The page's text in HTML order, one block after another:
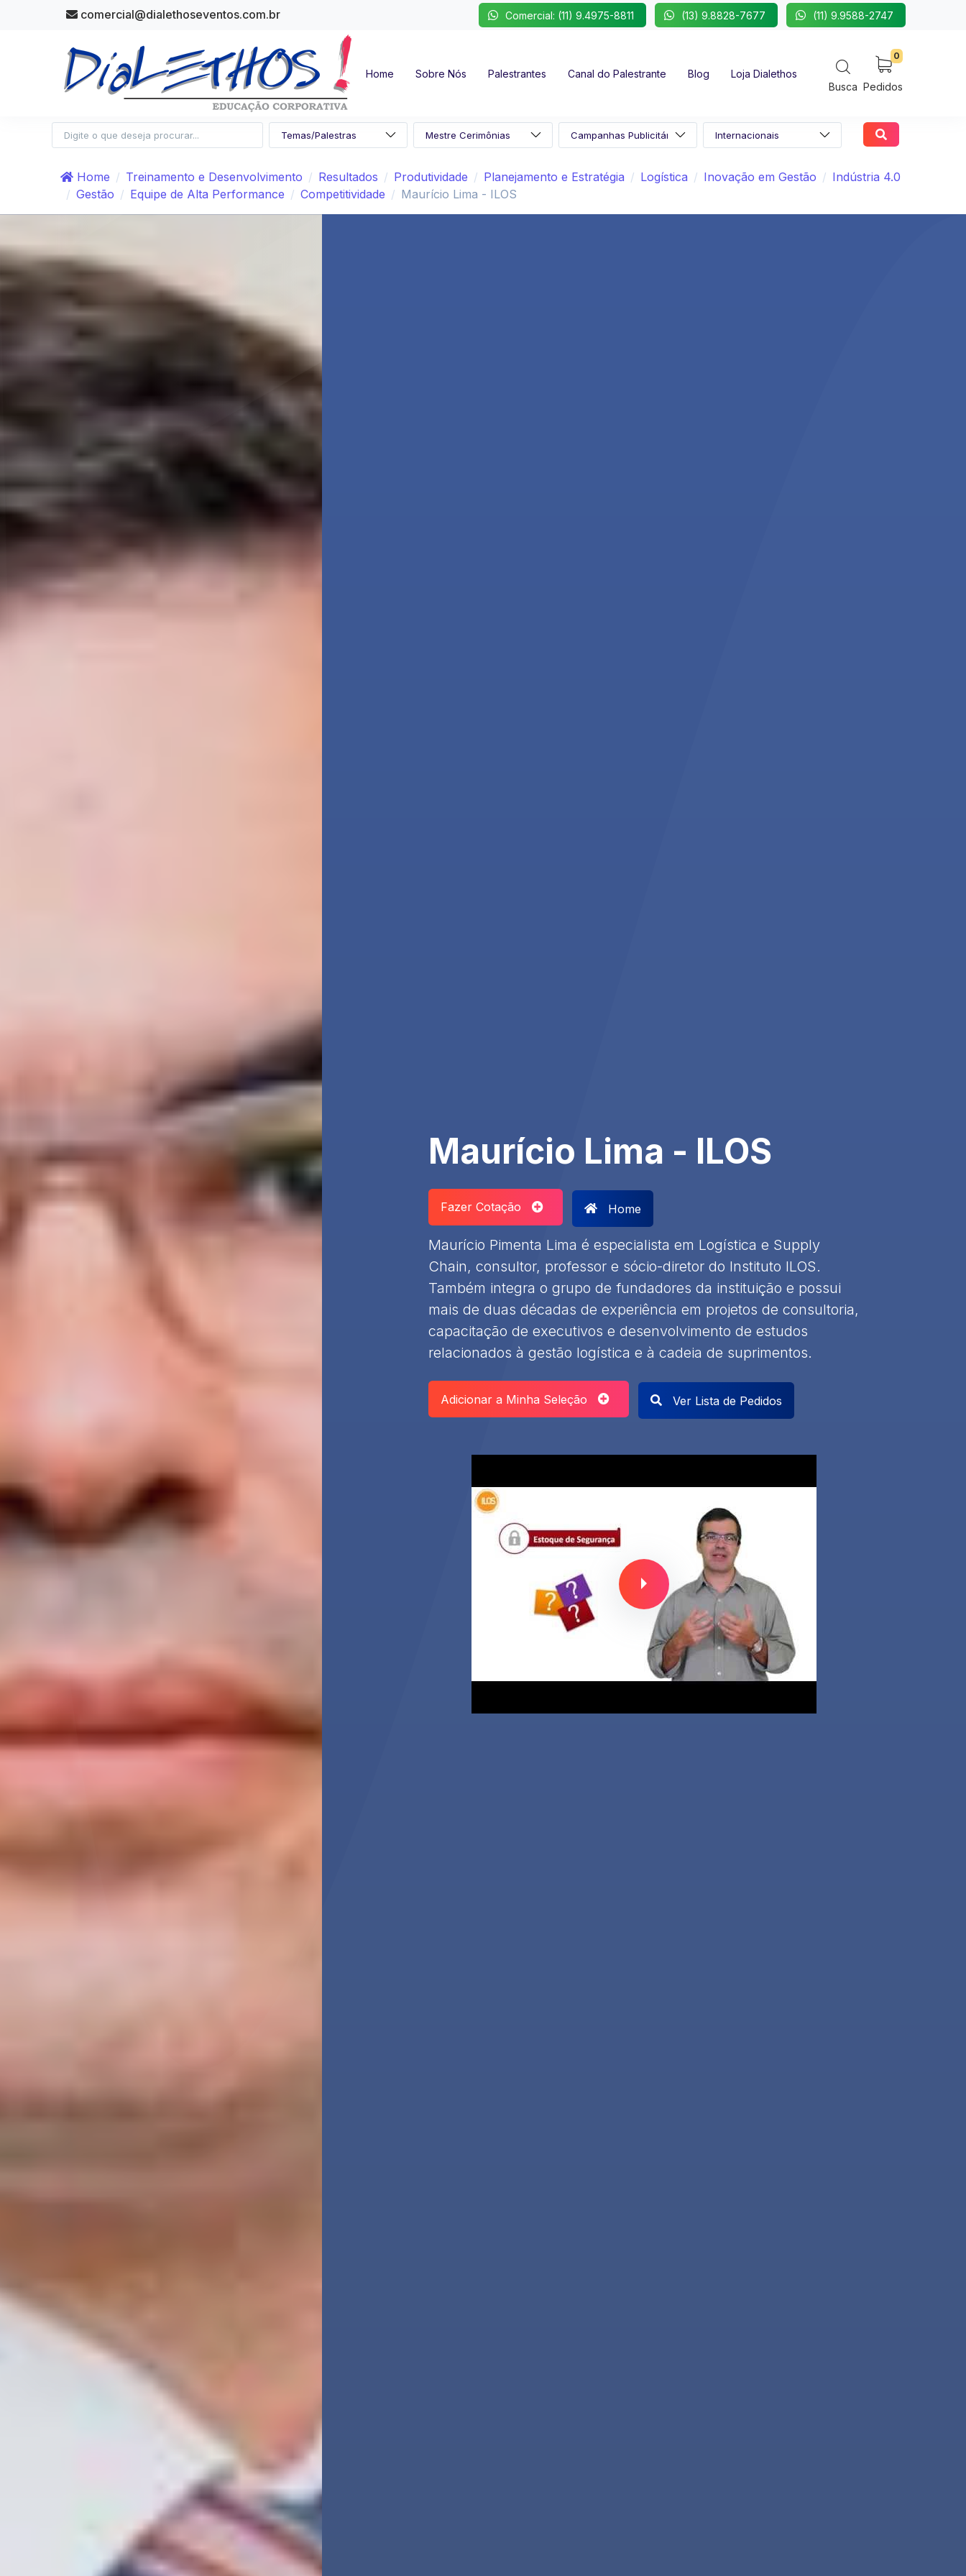
comercial@dialethoseventos.com.br Comercial: (11) 9.4975-8811 (13) 9.8828-7677 (11) 9.9588-2747
Home Sobre Nós Palestrantes Canal do Palestrante Blog
Loja Dialethos
Busca
0
Pedidos
Home Treinamento e Desenvolvimento Resultados Produtividade Planejamento e Estratégia Logística Inovação em Gestão
Indústria 4.0
Gestão
Equipe de Alta Performance Competitividade Maurício Lima - ILOS
Maurício Lima - ILOS
Fazer Cotação Home
Maurício Pimenta Lima é especialista em Logística e Supply
Chain, consultor, professor e sócio-diretor do Instituto ILOS.
Também integra o grupo de fundadores da instituição e possui
mais de duas décadas de experiência em projetos de consultoria,
capacitação de executivos e desenvolvimento de estudos
relacionados à gestão logística e à cadeia de suprimentos.
Adicionar a Minha Seleção Ver Lista de Pedidos